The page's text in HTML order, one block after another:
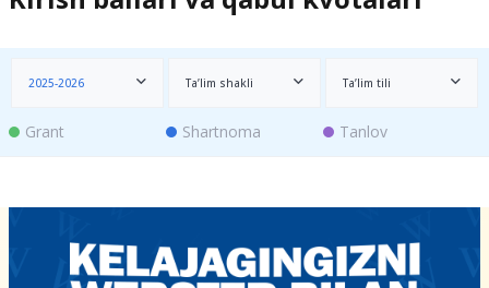
2025-2026 Ta’lim shakli Ta’lim tili
Grant Shartnoma Tanlov